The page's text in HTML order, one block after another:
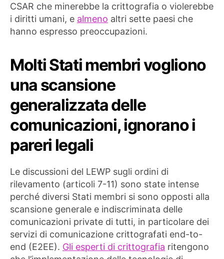
CSAR che minerebbe la crittografia o violerebbe
i diritti umani, e almeno altri sette paesi che
hanno espresso preoccupazioni.
Molti Stati membri vogliono
una scansione
generalizzata delle
comunicazioni, ignorano i
pareri legali
Le discussioni del LEWP sugli ordini di
rilevamento (articoli 7-11) sono state intense
perché diversi Stati membri si sono opposti alla
scansione generale e indiscriminata delle
comunicazioni private di tutti, in particolare dei
servizi di comunicazione crittografati end-to-
end (E2EE). Gli esperti di crittografia ritengono